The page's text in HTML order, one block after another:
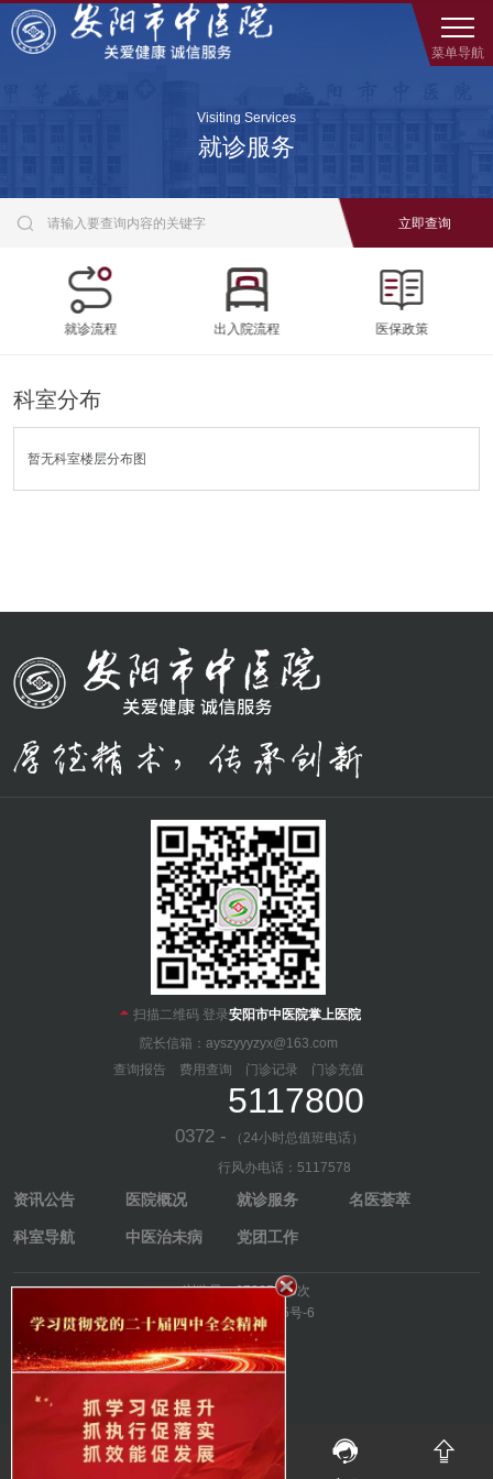
菜单导航
Visiting Services
就诊服务

就诊流程 出入院流程 医保政策
科室分布
暂无科室楼层分布图
扫描二维码 登录安阳市中医院掌上医院
院长信箱：ayszyyyzyx@163.com
查询报告
费用查询 门诊记录 门诊充值
5117800
0372 - （24小时总值班电话）
行风办电话：5117578
资讯公告 医院概况 就诊服务 名医荟萃
科室导航 中医治未病 党团工作
浏览量：67265113次
豫ICP备11031535号-6
   